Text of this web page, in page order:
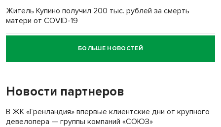
Житель Купино получил 200 тыс. рублей за смерть
матери от COVID-19
Новосибирский суд наказал водителя за смерть
пенсионерки на вокзале
БОЛЬШЕ НОВОСТЕЙ
Новости партнеров
В ЖК «Гренландия» впервые клиентские дни от крупного
девелопера — группы компаний «СОЮЗ»